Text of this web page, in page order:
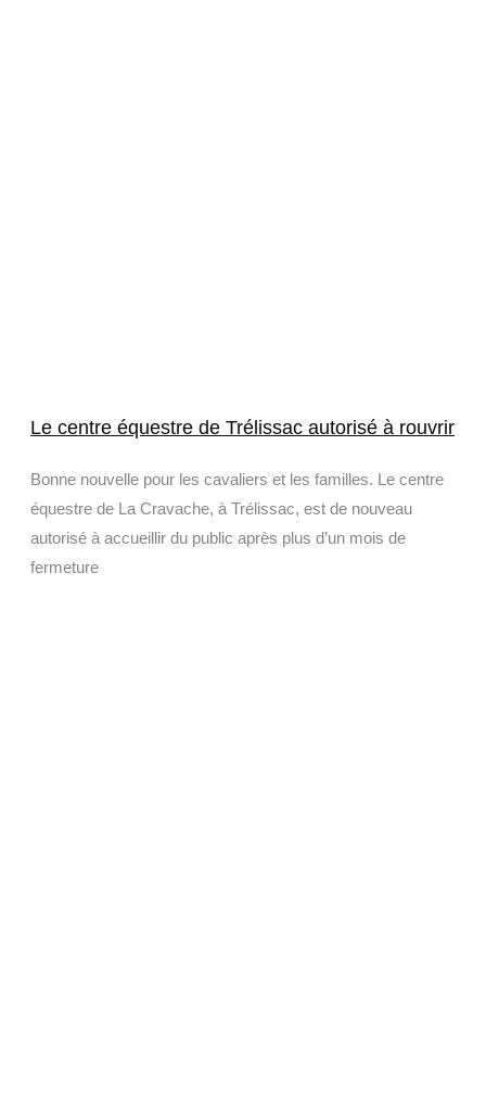
Le centre équestre de Trélissac autorisé à rouvrir
Bonne nouvelle pour les cavaliers et les familles. Le centre
équestre de La Cravache, à Trélissac, est de nouveau
autorisé à accueillir du public après plus d’un mois de
fermeture